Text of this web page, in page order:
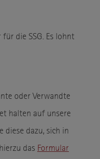
Media-Plattformen
Zugriff auf diese Inhalte
die SSG. Es lohnt
oder Verwandte
halten auf unsere
diese dazu, sich in
das Formular